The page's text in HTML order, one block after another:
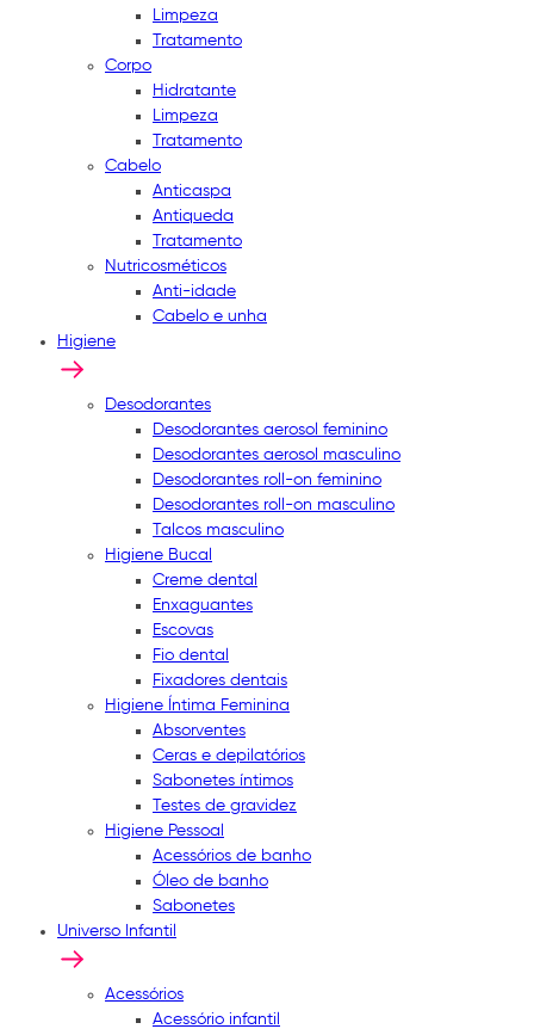
Limpeza
Tratamento
Corpo
Hidratante
Limpeza
Tratamento
Cabelo
Anticaspa
Antiqueda
Tratamento
Nutricosméticos
Anti-idade
Cabelo e unha
Higiene
Desodorantes
Desodorantes aerosol feminino
Desodorantes aerosol masculino
Desodorantes roll-on feminino
Desodorantes roll-on masculino
Talcos masculino
Higiene Bucal
Creme dental
Enxaguantes
Escovas
Fio dental
Fixadores dentais
Higiene Íntima Feminina
Absorventes
Ceras e depilatórios
Sabonetes íntimos
Testes de gravidez
Higiene Pessoal
Acessórios de banho
Óleo de banho
Sabonetes
Universo Infantil
Acessórios
Acessório infantil